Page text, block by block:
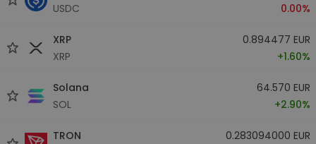
USDC
0.00%
XRP
XRP
0.894477 EUR
+1.60%
Solana
SOL
64.570 EUR
+2.90%
TRON
0.283094000 EUR